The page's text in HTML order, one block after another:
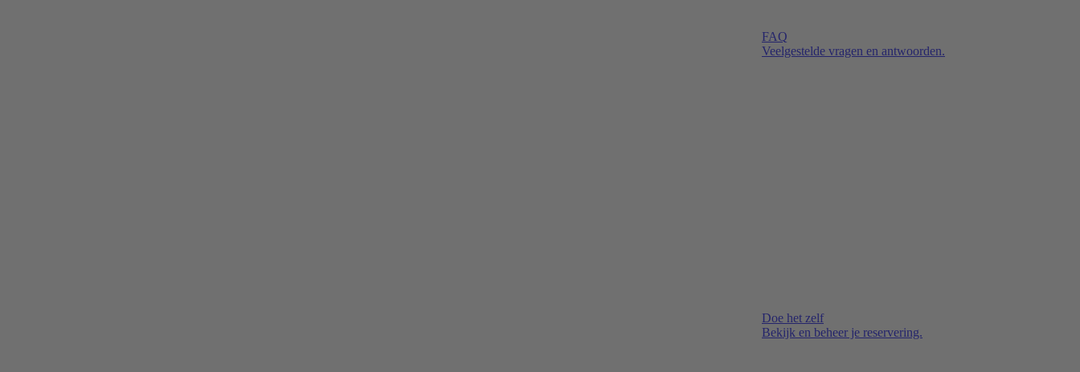
FAQ
Veelgestelde vragen en antwoorden.
Doe het zelf
Bekijk en beheer je reservering.